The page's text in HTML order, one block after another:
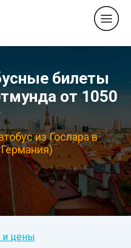
билеты
от 1050
из Гослара в
и цены